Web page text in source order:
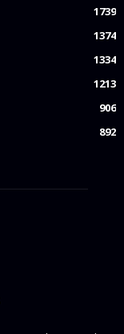
1739
1374
1334
1213
906
892